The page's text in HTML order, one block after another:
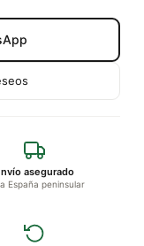
asegurado
España peninsular